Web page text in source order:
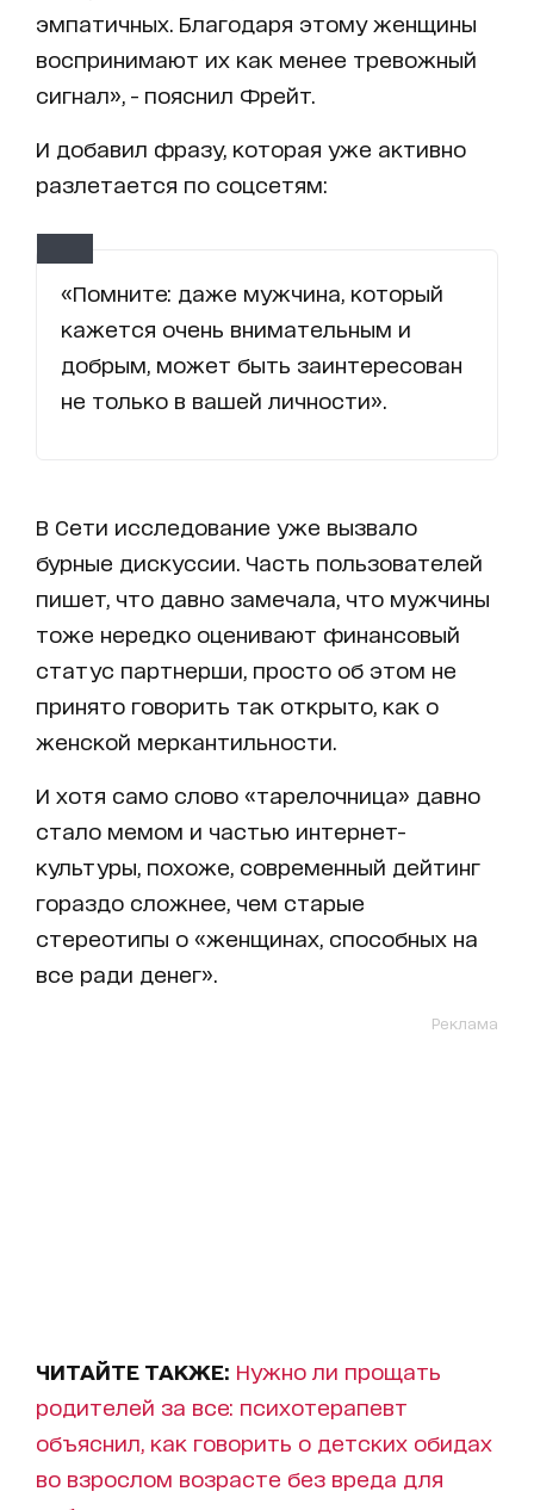
эмпатичных. Благодаря этому женщины
воспринимают их как менее тревожный
сигнал», - пояснил Фрейт.
И добавил фразу, которая уже активно
разлетается по соцсетям:
«Помните: даже мужчина, который
кажется очень внимательным и
добрым, может быть заинтересован
не только в вашей личности».
В Сети исследование уже вызвало
бурные дискуссии. Часть пользователей
пишет, что давно замечала, что мужчины
тоже нередко оценивают финансовый
статус партнерши, просто об этом не
принято говорить так открыто, как о
женской меркантильности.
И хотя само слово «тарелочница» давно
стало мемом и частью интернет-
культуры, похоже, современный дейтинг
гораздо сложнее, чем старые
стереотипы о «женщинах, способных на
все ради денег».
Реклама
ЧИТАЙТЕ ТАКЖЕ: Нужно ли прощать
родителей за все: психотерапевт
объяснил, как говорить о детских обидах
во взрослом возрасте без вреда для